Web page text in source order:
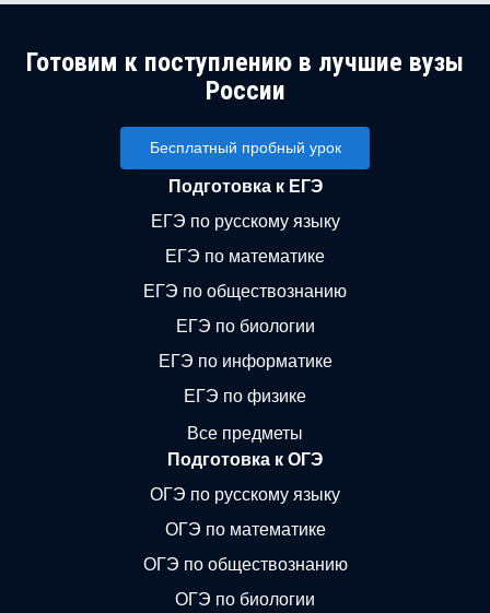
Готовим к поступлению в лучшие вузы
России
Бесплатный пробный урок
Подготовка к ЕГЭ
ЕГЭ по русскому языку
ЕГЭ по математике
ЕГЭ по обществознанию
ЕГЭ по биологии
ЕГЭ по информатике
ЕГЭ по физике
Все предметы
Подготовка к ОГЭ
ОГЭ по русскому языку
ОГЭ по математике
ОГЭ по обществознанию
ОГЭ по биологии